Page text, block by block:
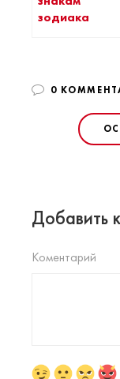
зодиака
0
Добавить
Коментарий